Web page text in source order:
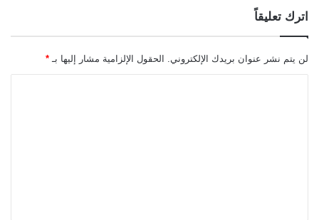
اترك تعليقاً
لن يتم نشر عنوان بريدك الإلكتروني. الحقول الإلزامية مشار إليها بـ *